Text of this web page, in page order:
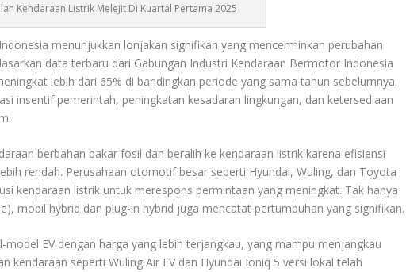
Kendaraan Listrik Melejit Di Kuartal Pertama 2025
menunjukkan lonjakan signifikan yang mencerminkan perubahan
data terbaru dari Gabungan Industri Kendaraan Bermotor Indonesia
lebih dari 65% di bandingkan periode yang sama tahun sebelumnya.
insentif pemerintah, peningkatan kesadaran lingkungan, dan ketersediaan
berbahan bakar fosil dan beralih ke kendaraan listrik karena efisiensi
rendah. Perusahaan otomotif besar seperti Hyundai, Wuling, dan Toyota
kendaraan listrik untuk merespons permintaan yang meningkat. Tak hanya
mobil hybrid dan plug-in hybrid juga mencatat pertumbuhan yang signifikan.
EV dengan harga yang lebih terjangkau, yang mampu menjangkau
kendaraan seperti Wuling Air EV dan Hyundai Ioniq 5 versi lokal telah